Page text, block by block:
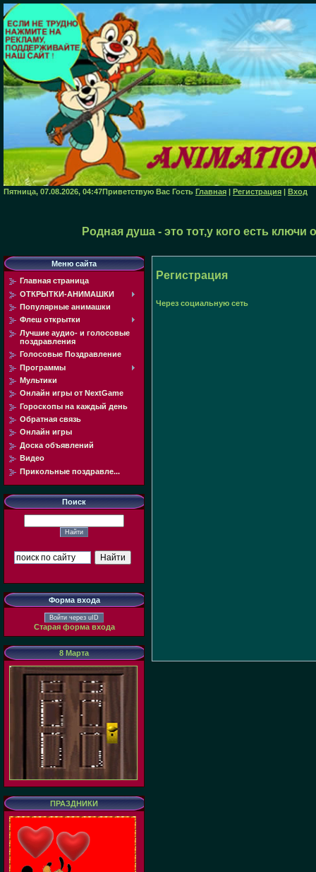
Пятница, 07.08.2026, 04:47Приветствую Вас Гость Главная | Регистрация | Вход
Родная душа - это тот,у кого есть
Меню сайта
Главная страница
ОТКРЫТКИ-АНИМАШКИ
Популярные анимашки
Флеш открытки
Лучшие аудио- и голосовые
поздравления
Голосовые Поздравление
Программы
Мультики
Онлайн игры от NextGame
Гороскопы на каждый день
Обратная связь
Онлайн игры
Доска объявлений
Видео
Прикольные поздравле...
Поиск
Форма входа
Войти через uID
Старая форма входа
8 Марта
ПРАЗДНИКИ
Регистрация
Через социальную сеть